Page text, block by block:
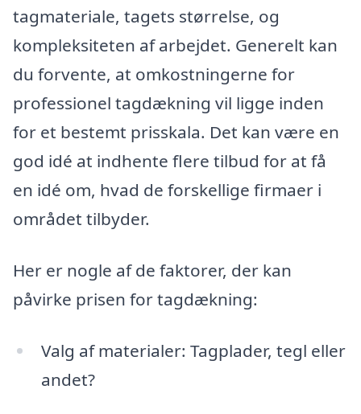
tagmateriale, tagets størrelse, og
kompleksiteten af arbejdet. Generelt kan
du forvente, at omkostningerne for
professionel tagdækning vil ligge inden
for et bestemt prisskala. Det kan være en
god idé at indhente flere tilbud for at få
en idé om, hvad de forskellige firmaer i
området tilbyder.
Her er nogle af de faktorer, der kan
påvirke prisen for tagdækning:
Valg af materialer: Tagplader, tegl eller
andet?